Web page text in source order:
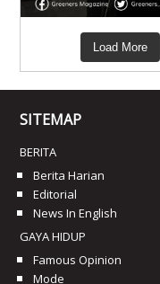
Load More
SITEMAP
BERITA
Berita Harian
Editorial
News In English
GAYA HIDUP
Famous Opinion
Mode